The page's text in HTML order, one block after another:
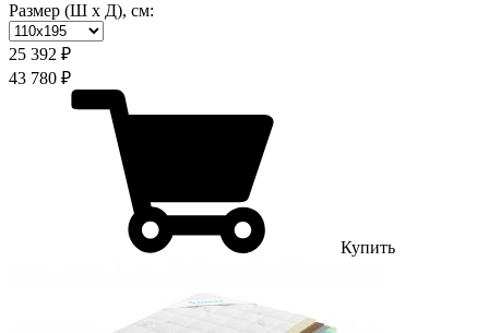
Размер (Ш х Д), см:
25 392 ₽
43 780 ₽
Купить